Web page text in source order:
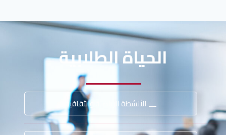
الحياة الطلابية
الأنشطة الرياضية والثقافية